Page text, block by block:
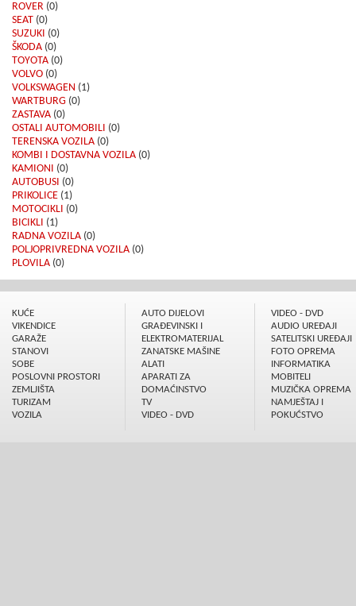
ROVER (0)
SEAT (0)
SUZUKI (0)
ŠKODA (0)
TOYOTA (0)
VOLVO (0)
VOLKSWAGEN (1)
WARTBURG (0)
ZASTAVA (0)
OSTALI AUTOMOBILI (0)
TERENSKA VOZILA (0)
KOMBI I DOSTAVNA VOZILA (0)
KAMIONI (0)
AUTOBUSI (0)
PRIKOLICE (1)
MOTOCIKLI (0)
BICIKLI (1)
RADNA VOZILA (0)
POLJOPRIVREDNA VOZILA (0)
PLOVILA (0)
KUĆE
VIKENDICE
GARAŽE
STANOVI
SOBE
POSLOVNI PROSTORI
ZEMLJIŠTA
TURIZAM
VOZILA
AUTO DIJELOVI
GRAÐEVINSKI I
ELEKTROMATERIJAL
ZANATSKE MAŠINE
ALATI
APARATI ZA
DOMAĆINSTVO
TV
VIDEO - DVD
VIDEO - DVD
AUDIO UREÐAJI
SATELITSKI UREÐAJI
FOTO OPREMA
INFORMATIKA
MOBITELI
MUZIČKA OPREMA
NAMJEŠTAJ I
POKUĆSTVO